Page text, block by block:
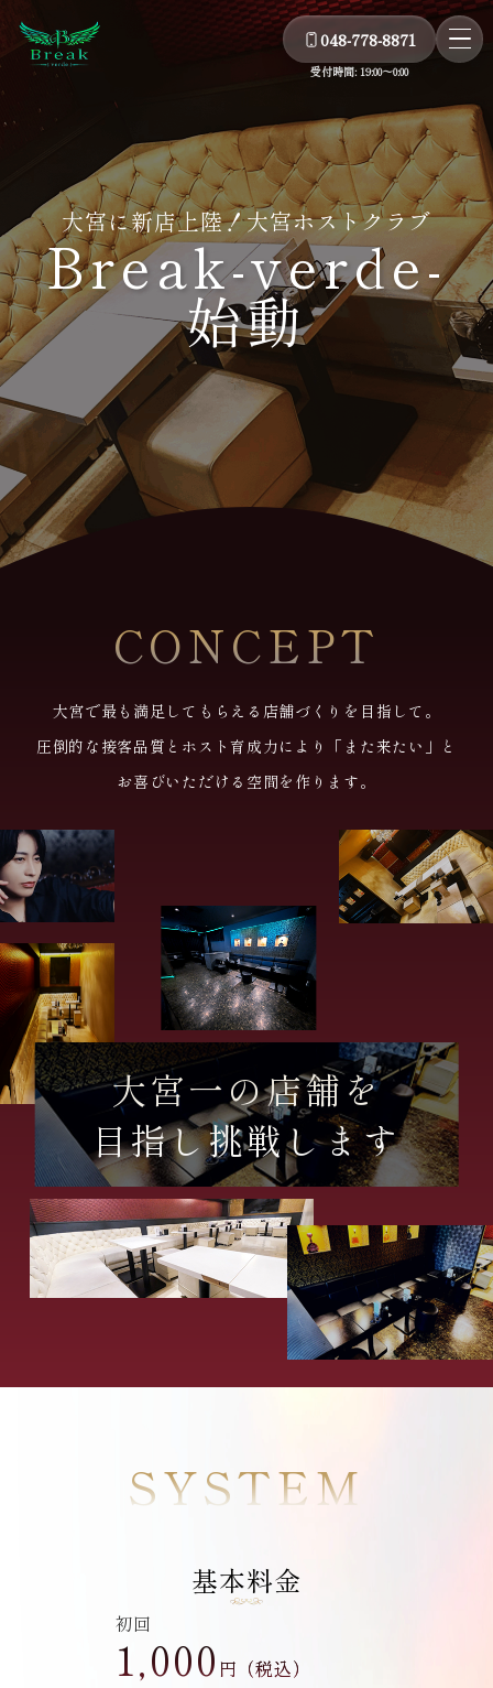
048-778-8871
受付時間: 19:00～0:00
大宮に新店上陸！大宮ホストクラブ
Break-verde-
始動
CONCEPT
大宮で最も満足してもらえる店舗づくりを目指して。
圧倒的な接客品質とホスト育成力により「また来たい」と
お喜びいただける空間を作ります。
大宮一の店舗を
目指し挑戦します
SYSTEM
基本料金
初回
1,000 円（税込）